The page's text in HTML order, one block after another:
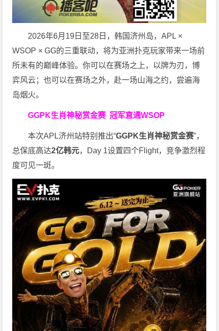
2026年6月19日至28日，韩国济州岛，APL ×
WSOP × GG的三重联动，将为亚洲扑克玩家带来一场前
所未有的巅峰体验。你可以在赛场之上，以牌为刃，博
弈风云；也可以在赛场之外，赴一场山海之约，尝遍海
岛烟火。
GGPK生肖神秘赏金赛冠军直通WSOP
本次APL济州站特别推出“GGPK生肖神秘赏金赛”，
总保底高达2亿韩元，Day 1设置四个Flight，竞争激烈程
度可见一斑。